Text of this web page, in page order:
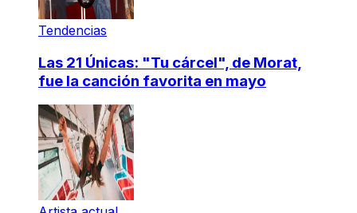
Tendencias
Las 21 Únicas: "Tu cárcel", de Morat,
fue la canción favorita en mayo